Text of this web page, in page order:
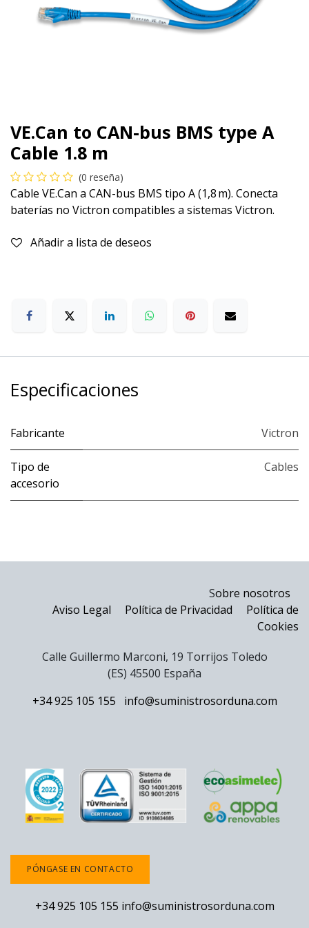
VE.Can to CAN-bus BMS type A
Cable 1.8 m
(0 reseña)
Cable VE.Can a CAN-bus BMS tipo A (1,8 m). Conecta
baterías no Victron compatibles a sistemas Victron.
Añadir a lista de deseos
Especificaciones
Fabricante Victron
Tipo de
accesorio
Cables
Sobre nosotros
Aviso Legal
Política de Privacidad
Política de
Cookies
Calle Guillermo Marconi, 19 Torrijos Toledo
(ES) 45500 España
+34 925 105 155
info@suministrosorduna.com
PÓNGASE EN CONTACTO
+34 925 105 155 info@suministrosorduna.com